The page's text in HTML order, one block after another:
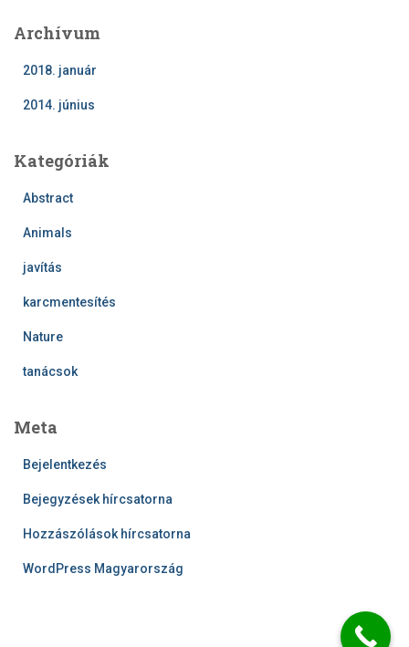
Archívum
2018. január
2014. június
Kategóriák
Abstract
Animals
javítás
karcmentesítés
Nature
tanácsok
Meta
Bejelentkezés
Bejegyzések hírcsatorna
Hozzászólások hírcsatorna
WordPress Magyarország